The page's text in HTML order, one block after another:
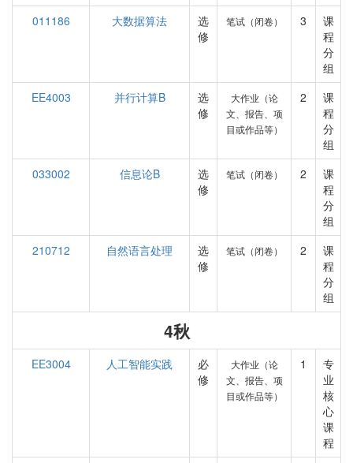
011186
大数据算法
选
修
笔试（闭卷） 3
课
程
分
组
EE4003
并行计算B
选
修
大作业（论
文、报告、项
目或作品等）
2
课
程
分
组
033002
信息论B
选
修
笔试（闭卷） 2
课
程
分
组
210712
自然语言处理
选
修
笔试（闭卷） 2
课
程
分
组
4秋
EE3004 人工智能实践
必
修
大作业（论
文、报告、项
目或作品等）
1
专
业
核
心
课
程